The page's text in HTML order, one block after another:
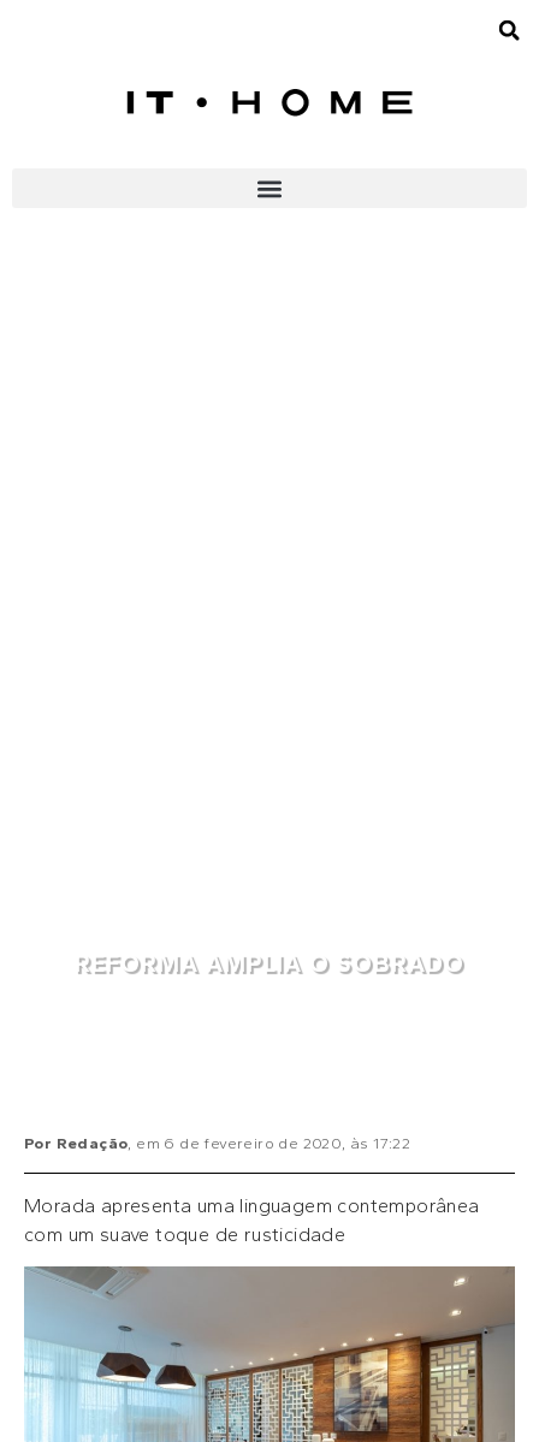
REFORMA AMPLIA O SOBRADO
Por Redação, em 6 de fevereiro de 2020, às 17:22
Morada apresenta uma linguagem contemporânea
com um suave toque de rusticidade